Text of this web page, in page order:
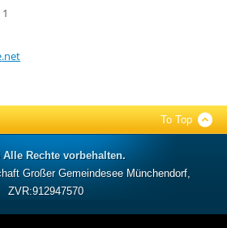
.net
To Top
Alle Rechte vorbehalten.
Großer Gemeindesee Münchendorf,
ZVR:912947570